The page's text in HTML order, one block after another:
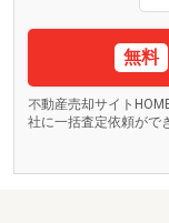
無料
不動産売却サイト
社に一括査定依頼がで